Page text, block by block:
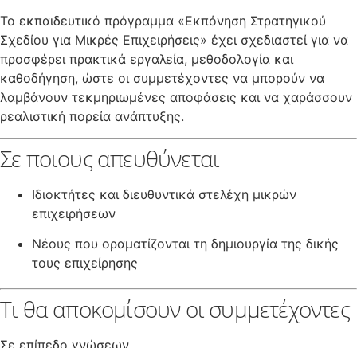
Το εκπαιδευτικό πρόγραμμα «Εκπόνηση Στρατηγικού
Σχεδίου για Μικρές Επιχειρήσεις» έχει σχεδιαστεί για να
προσφέρει πρακτικά εργαλεία, μεθοδολογία και
καθοδήγηση, ώστε οι συμμετέχοντες να μπορούν να
λαμβάνουν τεκμηριωμένες αποφάσεις και να χαράσσουν
ρεαλιστική πορεία ανάπτυξης.
Σε ποιους απευθύνεται
Ιδιοκτήτες και διευθυντικά στελέχη μικρών
επιχειρήσεων
Νέους που οραματίζονται τη δημιουργία της δικής
τους επιχείρησης
Τι θα αποκομίσουν οι συμμετέχοντες